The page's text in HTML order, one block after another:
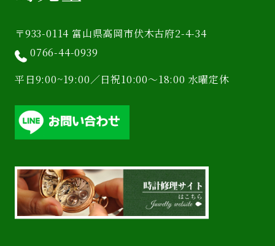
〒933-0114 富山県高岡市伏木古府2-4-34
0766-44-0939
平日9:00~19:00／日祝10:00〜18:00 水曜定休